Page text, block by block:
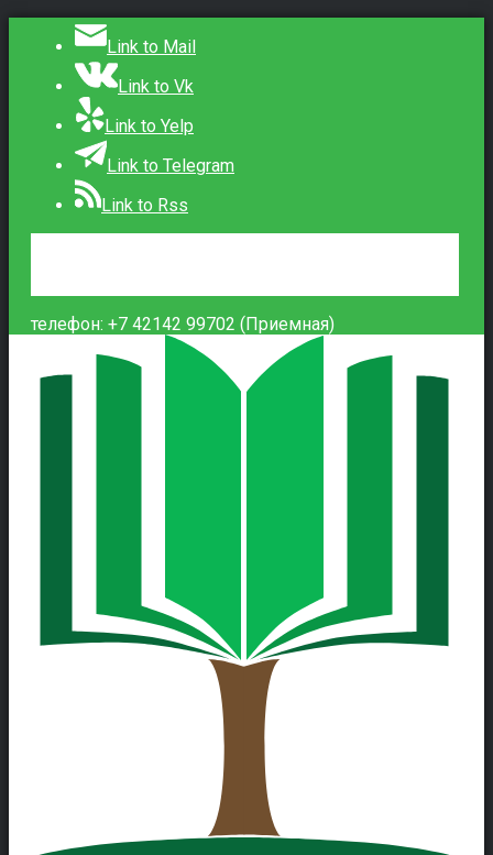
Link to Mail
Link to Vk
Link to Yelp
Link to Telegram
Link to Rss
телефон: +7 42142 99702 (Приемная)